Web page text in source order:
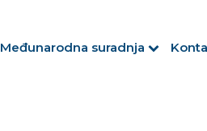
Međunarodna suradnja